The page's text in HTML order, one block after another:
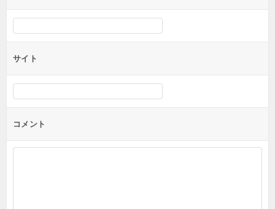
サイト
コメント